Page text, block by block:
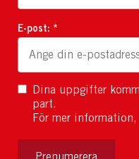
E-post: *
Dina uppgifter
part.
För mer